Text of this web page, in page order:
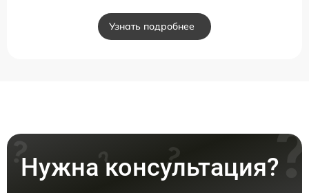
Узнать подробнее
Нужна консультация?